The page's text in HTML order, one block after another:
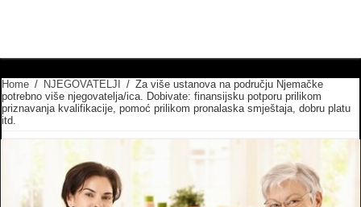
Home / NJEGOVATELJI / Za više ustanova na području Njemačke
potrebno više njegovatelja/ica. Dobivate: finansijsku potporu prilikom
priznavanja kvalifikacije, pomoć prilikom pronalaska smještaja, dobru platu
itd.